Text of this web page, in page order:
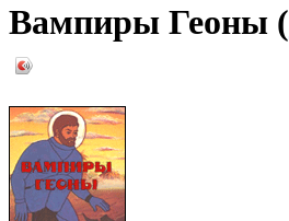
Вампиры Геоны (